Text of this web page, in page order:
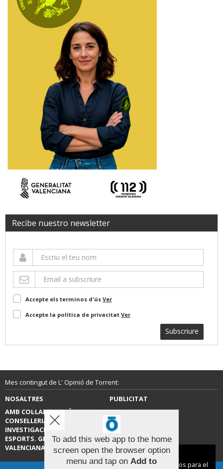
Recibe nuestro newsletter
Accepte els terminos d'ús Ver
Accepte la política de privacitat Ver
Subscriure
Mes contingut de L' Opinió de Torrent:
NOSALTRES
PUBLICITAT
AMB COL·LABORACIÓ DE LA
CONSELLERIA D’EDUCACIÓ,
INVESTIGACIÓ, CULTURA I
ESPORTS. GENERALITAT
VALENCIANA.
CONTACTE
To add this web app to the home
screen open the browser option
menu and tap on Add to
Aviso sobre el Uso de cookies:
Utilizamos cookies nuestras y de terceros para el